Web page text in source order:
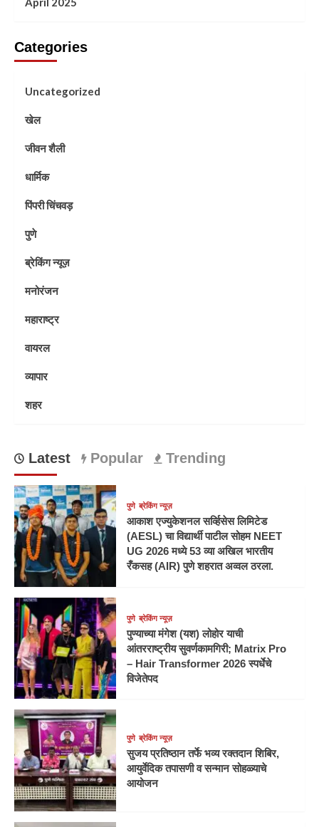
Categories
Uncategorized
खेल
जीवन शैली
धार्मिक
पिंपरी चिंचवड़
पुणे
ब्रेकिंग न्यूज़
मनोरंजन
महाराष्ट्र
वायरल
व्यापार
शहर
Latest Popular Trending
पुणे ब्रेकिंग न्यूज़
आकाश एज्युकेशनल सर्व्हिसेस लिमिटेड
(AESL) चा विद्यार्थी पाटील सोहम NEET
UG 2026 मध्ये 53 व्या अखिल भारतीय
रँकसह (AIR) पुणे शहरात अव्वल ठरला.
पुणे ब्रेकिंग न्यूज़
पुण्याच्या मंगेश (यश) लोहोर याची
आंतरराष्ट्रीय सुवर्णकामगिरी; Matrix Pro
– Hair Transformer 2026 स्पर्धेचे
विजेतेपद
पुणे ब्रेकिंग न्यूज़
सुजय प्रतिष्ठान तर्फे भव्य रक्तदान शिबिर,
आयुर्वेदिक तपासणी व सन्मान सोहळ्याचे
आयोजन